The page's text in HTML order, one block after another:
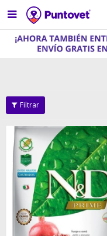
